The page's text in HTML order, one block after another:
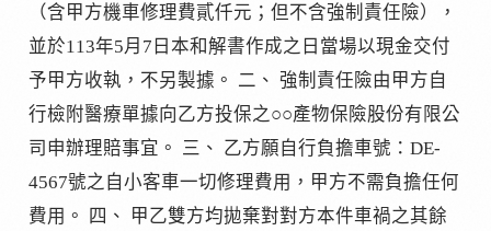
（含甲方機車修理費貳仟元；但不含強制責任險），
並於113年5月7日本和解書作成之日當場以現金交付
予甲方收執，不另製據。 二、 強制責任險由甲方自
行檢附醫療單據向乙方投保之○○產物保險股份有限公
司申辦理賠事宜。 三、 乙方願自行負擔車號：DE-
4567號之自小客車一切修理費用，甲方不需負擔任何
費用。 四、 甲乙雙方均拋棄對對方本件車禍之其餘